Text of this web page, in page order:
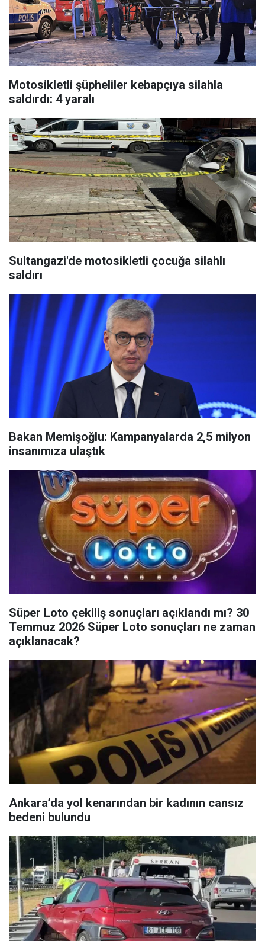
Motosikletli şüpheliler kebapçıya silahla
saldırdı: 4 yaralı
Sultangazi'de motosikletli çocuğa silahlı
saldırı
Bakan Memişoğlu: Kampanyalarda 2,5 milyon
insanımıza ulaştık
Süper Loto çekiliş sonuçları açıklandı mı? 30
Temmuz 2026 Süper Loto sonuçları ne zaman
açıklanacak?
Ankara’da yol kenarından bir kadının cansız
bedeni bulundu